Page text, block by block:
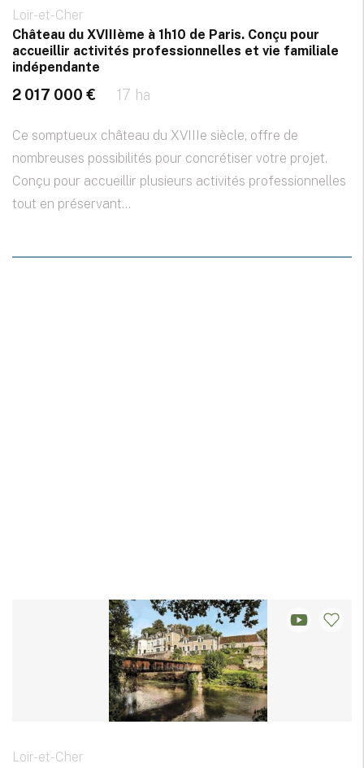
Loir-et-Cher
Château du XVIIIème à 1h10 de Paris. Conçu pour
accueillir activités professionnelles et vie familiale
indépendante
2 017 000 € 17 ha
Ce somptueux château du XVIIIe siècle, offre de
nombreuses possibilités pour concrétiser votre projet.
Conçu pour accueillir plusieurs activités professionnelles
tout en préservant...
Loir-et-Cher